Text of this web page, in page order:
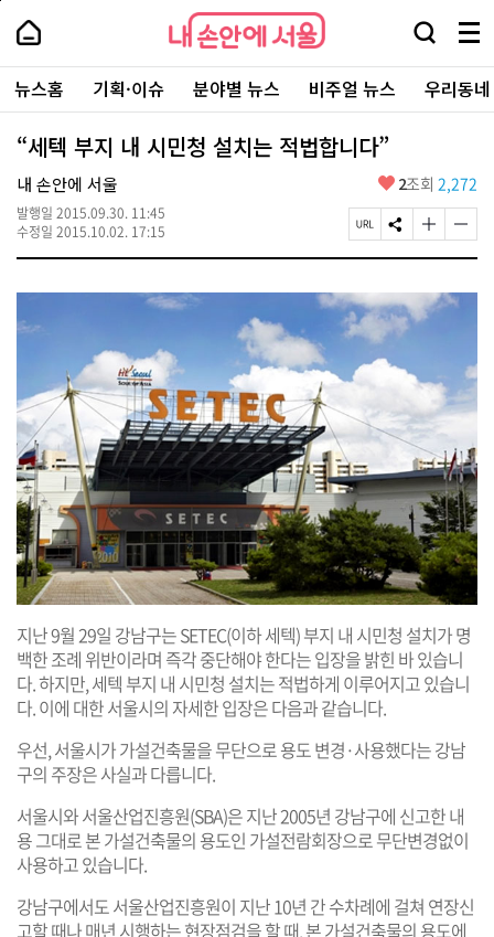
본
로
가
내
손
안
에
서
울
-
서
울
시
대
표
소
포
내
손
에
울
검
창
열
기
메
뉴
전
체
보
주
요
서
뉴스홈 기획·이슈 분야별 뉴스 비주얼 뉴스 우리동
“세텍 부지 내 시민청 설치는 적법합니다”
내 손안에 서울
발행일 2015.09.30. 11:45
수정일 2015.10.02. 17:15
좋
요
2조회 2,272
페
이
U
R
L
복
사
S
N
공
유
하
기
글
자
기
크
하
기
글
자
기
경
하
기
지난 9월 29일 강남구는 SETEC(이하 세텍) 부지 내 시민청 설치가 명
백한 조례 위반이라며 즉각 중단해야 한다는 입장을 밝힌 바 있습니
다. 하지만, 세텍 부지 내 시민청 설치는 적법하게 이루어지고 있습니
다. 이에 대한 서울시의 자세한 입장은 다음과 같습니다.
우선, 서울시가 가설건축물을 무단으로 용도 변경·사용했다는 강남
구의 주장은 사실과 다릅니다.
서울시와 서울산업진흥원(SBA)은 지난 2005년 강남구에 신고한 내
용 그대로 본 가설건축물의 용도인 가설전람회장으로 무단변경없이
사용하고 있습니다.
강남구에서도 서울산업진흥원이 지난 10년 간 수차례에 걸쳐 연장신
고할 때나 매년 시행하는 현장점검을 할 때, 본 가설건축물의 용도에
페
상
단
로